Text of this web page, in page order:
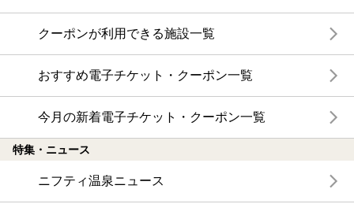
クーポンが利用できる施設一覧
おすすめ電子チケット・クーポン一覧
今月の新着電子チケット・クーポン一覧
特集・ニュース
ニフティ温泉ニュース